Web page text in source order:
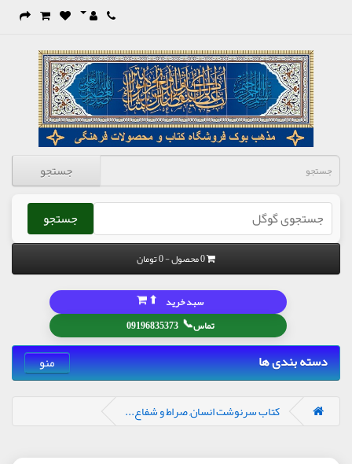
جستجو
جستجو
0 محصول - 0 تومان
تماس📞
09196835373
سبد خرید ⬆
دسته بندی ها منو
کتاب سرنوشت انسان, صراط و شفاع...